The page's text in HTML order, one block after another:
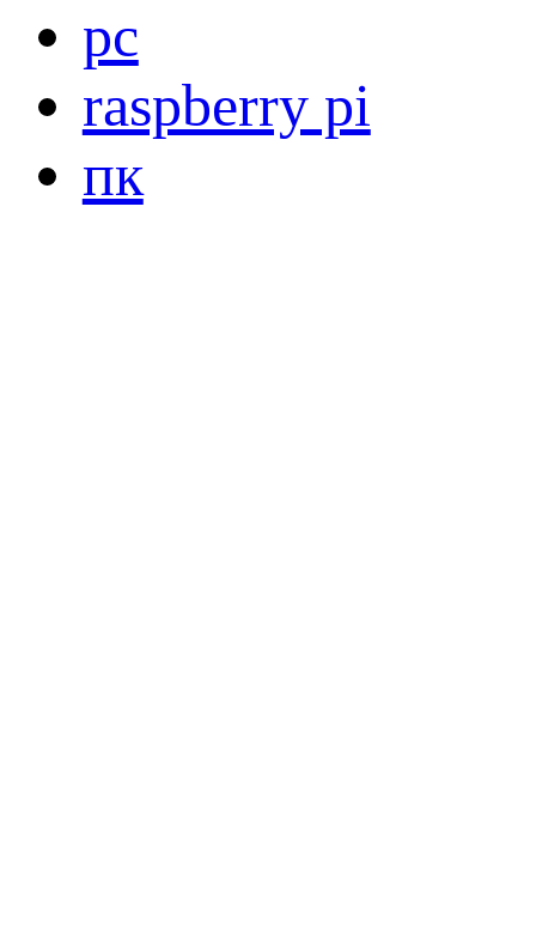
pc
raspberry pi
пк